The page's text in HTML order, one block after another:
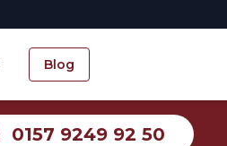
Blog
0157 9249 92 50